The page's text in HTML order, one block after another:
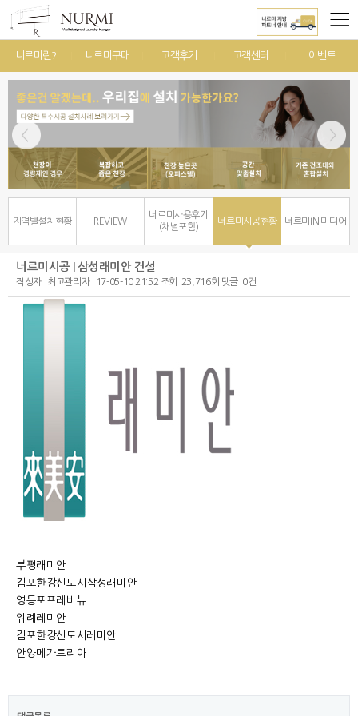
너르미란? 너르미구매 고객후기 고객센터 이벤트
지역별설치현황 REVIEW
너르미사용후기
(채널포함)
너르미시공현황 너르미IN 미디어
너르미시공 | 삼성래미안 건설
작성자 최고관리자 17-05-10 21:52 조회 23,716회 댓글 0건
본문
부평래미안
김포한강신도시삼성래미안
영등포프레비뉴
위례레미안
김포한강신도시레미안
안양메가트리아